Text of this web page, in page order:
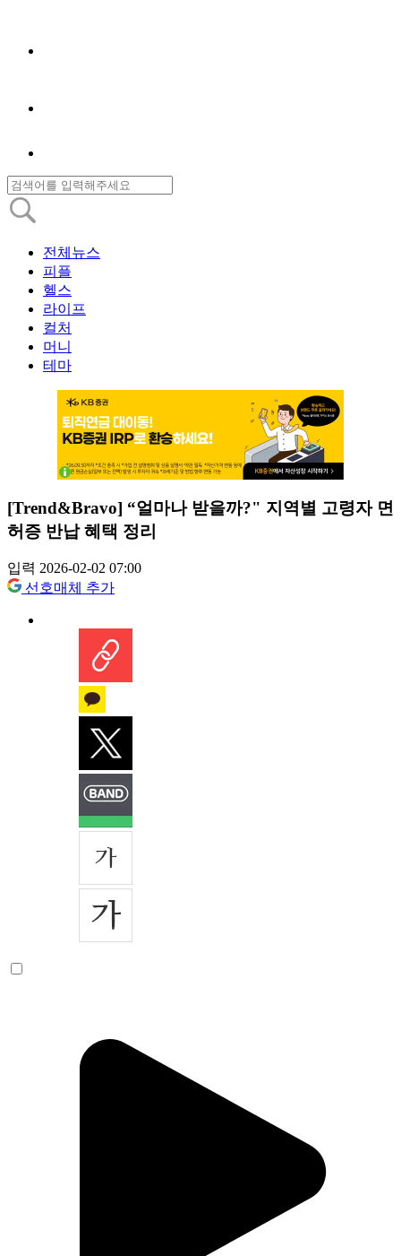
전체뉴스
피플
헬스
라이프
컬처
머니
테마
[Trend&Bravo] “얼마나 받을까?" 지역별 고령자 면
허증 반납 혜택 정리
입력 2026-02-02 07:00
선호매체 추가